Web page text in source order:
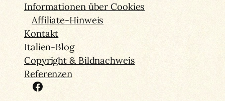
Informationen über Cookies
Affiliate-Hinweis
Kontakt
Italien-Blog
Copyright & Bildnachweis
Referenzen
Facebook